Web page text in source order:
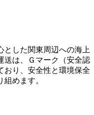
とした関東周辺への海上
送は、Ｇマーク（安全認
おり、安全性と環境保全
めます。